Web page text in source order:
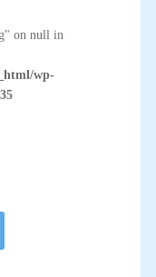
on null in
wp-
35